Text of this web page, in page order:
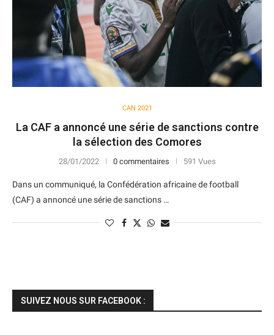
CAN 2021
La CAF a annoncé une série de sanctions contre
la sélection des Comores
28/01/2022 0 commentaires 591 Vues
Dans un communiqué, la Confédération africaine de football
(CAF) a annoncé une série de sanctions …
SUIVEZ NOUS SUR FACEBOOK :